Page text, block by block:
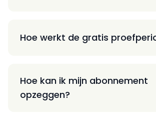
Hoe werkt de gratis
Hoe kan ik mijn abonnement
opzeggen?